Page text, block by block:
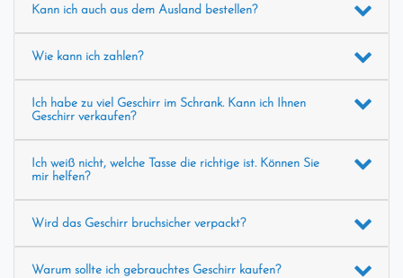
Kann ich auch aus dem Ausland bestellen?
Wie kann ich zahlen?
Ich habe zu viel Geschirr im Schrank. Kann ich Ihnen
Geschirr verkaufen?
Ich weiß nicht, welche Tasse die richtige ist. Können Sie
mir helfen?
Wird das Geschirr bruchsicher verpackt?
Warum sollte ich gebrauchtes Geschirr kaufen?